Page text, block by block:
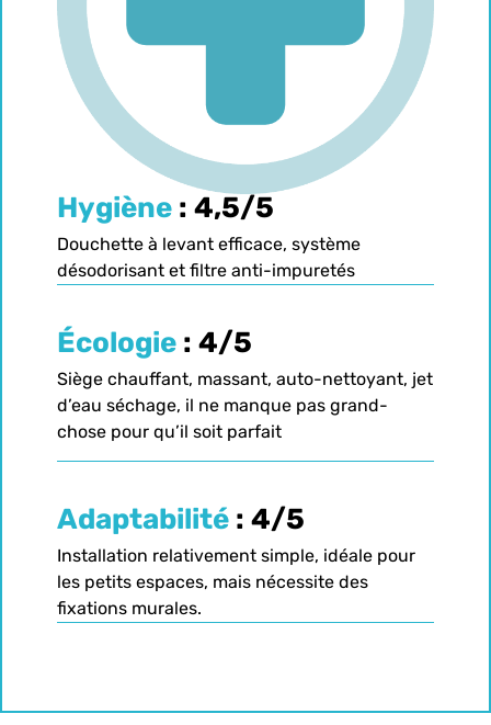
Hygiène : 4,5/5
Douchette à levant efficace, système
désodorisant et filtre anti-impuretés
Écologie : 4/5
Siège chauffant, massant, auto-nettoyant, jet
d’eau séchage, il ne manque pas grand-
chose pour qu’il soit parfait
Adaptabilité : 4/5
Installation relativement simple, idéale pour
les petits espaces, mais nécessite des
fixations murales.